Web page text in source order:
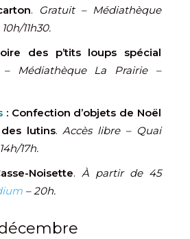
.
Gratuit – Médiathèque
11h30.
des p’tits loups spécial
– Médiathèque La Prairie –
: Confection d’objets de Noël
des lutins.Accès libre – Quai
17h.
Noisette. À partir de 45
– 20h.